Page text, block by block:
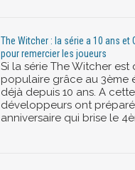
The Witcher : la série a 10 ans et
pour remercier les joueurs
Si la série The Witcher est
populaire grâce au 3ème
déjà depuis 10 ans. A
développeurs ont
anniversaire qui brise le